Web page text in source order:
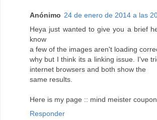
Anónimo 24 de enero de 2014 a las
Heya just wanted to give you a brief
know
a few of the images aren't loading
why but I think its a linking issue. I've
internet browsers and both show the
same results.
Here is my page :: mind meister
Responder